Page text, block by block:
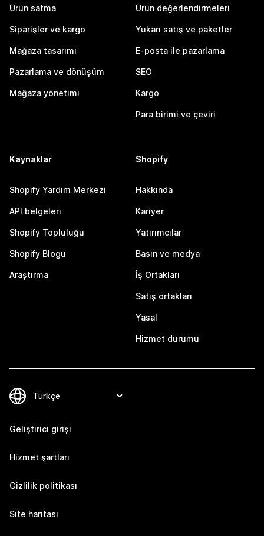
Ürün satma
Siparişler ve kargo
Mağaza tasarımı
Pazarlama ve dönüşüm
Mağaza yönetimi
Ürün değerlendirmeleri
Yukarı satış ve paketler
E-posta ile pazarlama
SEO
Kargo
Para birimi ve çeviri
Kaynaklar
Shopify Yardım Merkezi
API belgeleri
Shopify Topluluğu
Shopify Blogu
Araştırma
Shopify
Hakkında
Kariyer
Yatırımcılar
Basın ve medya
İş Ortakları
Satış ortakları
Yasal
Hizmet durumu
Geliştirici girişi
Hizmet şartları
Gizlilik politikası
Site haritası